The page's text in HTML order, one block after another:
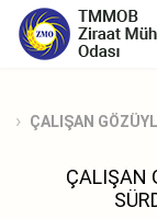
ÇALIŞAN
ÇALIŞAN